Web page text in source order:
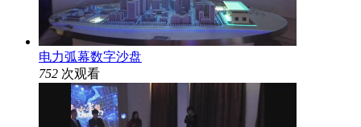
电力弧幕数字沙盘
752 次观看